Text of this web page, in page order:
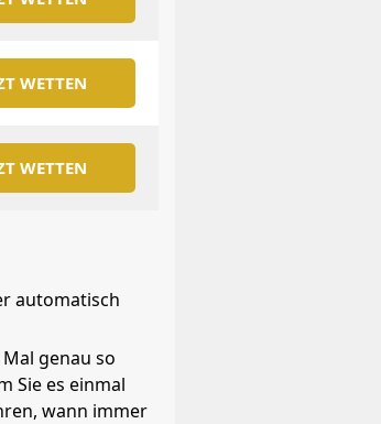
WETTEN
WETTEN
automatisch
genau so
Sie es einmal
wann immer